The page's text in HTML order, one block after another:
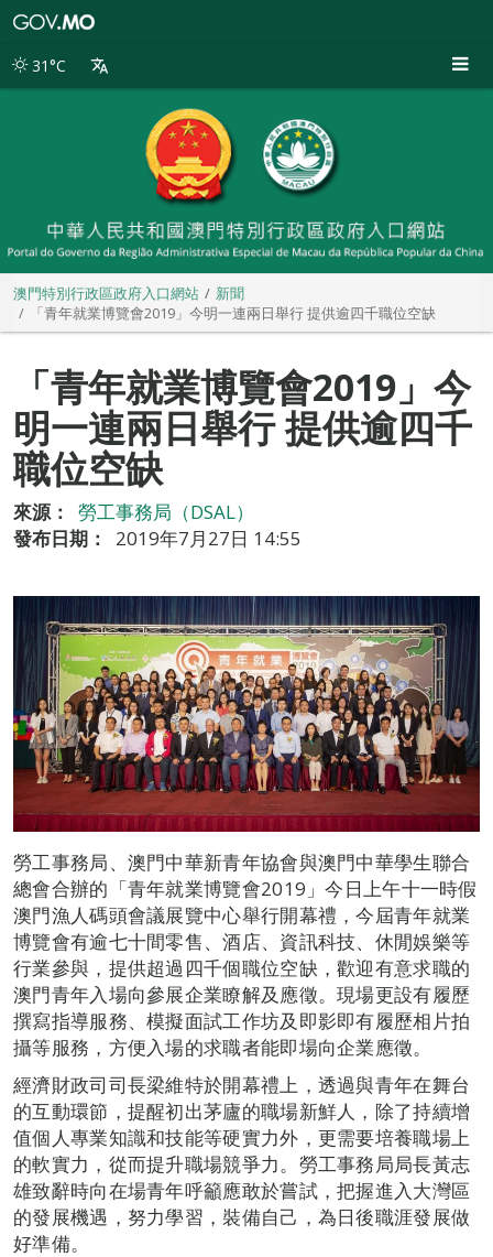
別
31°C
澳門特別行政區政府入口網站
新聞
「青年就業博覽會2019」今明一連兩日舉行 提供逾四千職位空缺
「青年就業博覽會2019」今
明一連兩日舉行 提供逾四千
職位空缺
來源：
勞工事務局（DSAL）
發布日期：
2019年7月27日 14:55
勞工事務局、澳門中華新青年協會與澳門中華學生聯合
總會合辦的「青年就業博覽會2019」今日上午十一時假
澳門漁人碼頭會議展覽中心舉行開幕禮，今屆青年就業
博覽會有逾七十間零售、酒店、資訊科技、休閒娛樂等
行業參與，提供超過四千個職位空缺，歡迎有意求職的
澳門青年入場向參展企業瞭解及應徵。現場更設有履歷
撰寫指導服務、模擬面試工作坊及即影即有履歷相片拍
攝等服務，方便入場的求職者能即場向企業應徵。
經濟財政司司長梁維特於開幕禮上，透過與青年在舞台
的互動環節，提醒初出茅廬的職場新鮮人，除了持續增
值個人專業知識和技能等硬實力外，更需要培養職場上
的軟實力，從而提升職場競爭力。勞工事務局局長黃志
雄致辭時向在場青年呼籲應敢於嘗試，把握進入大灣區
的發展機遇，努力學習，裝備自己，為日後職涯發展做
好準備。